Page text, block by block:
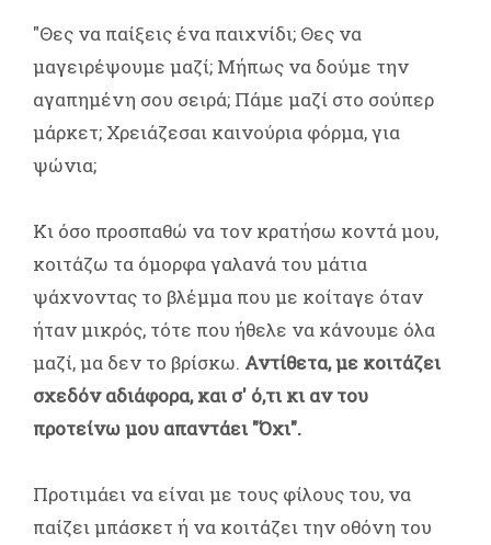
"Θες να παίξεις ένα παιχνίδι; Θες να
μαγειρέψουμε μαζί; Μήπως να δούμε την
αγαπημένη σου σειρά; Πάμε μαζί στο σούπερ
μάρκετ; Χρειάζεσαι καινούρια φόρμα, για
ψώνια;
Κι όσο προσπαθώ να τον κρατήσω κοντά μου,
κοιτάζω τα όμορφα γαλανά του μάτια
ψάχνοντας το βλέμμα που με κοίταγε όταν
ήταν μικρός, τότε που ήθελε να κάνουμε όλα
μαζί, μα δεν το βρίσκω. Αντίθετα, με κοιτάζει
σχεδόν αδιάφορα, και σ' ό,τι κι αν του
προτείνω μου απαντάει "Όχι".
Προτιμάει να είναι με τους φίλους του, να
παίζει μπάσκετ ή να κοιτάζει την οθόνη του